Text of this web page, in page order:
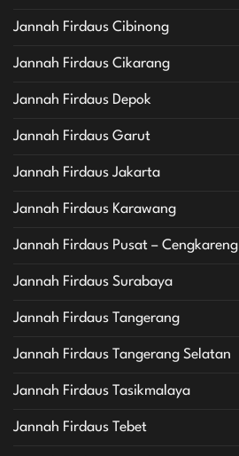
Jannah Firdaus Cibinong
Jannah Firdaus Cikarang
Jannah Firdaus Depok
Jannah Firdaus Garut
Jannah Firdaus Jakarta
Jannah Firdaus Karawang
Jannah Firdaus Pusat – Cengkareng
Jannah Firdaus Surabaya
Jannah Firdaus Tangerang
Jannah Firdaus Tangerang Selatan
Jannah Firdaus Tasikmalaya
Jannah Firdaus Tebet